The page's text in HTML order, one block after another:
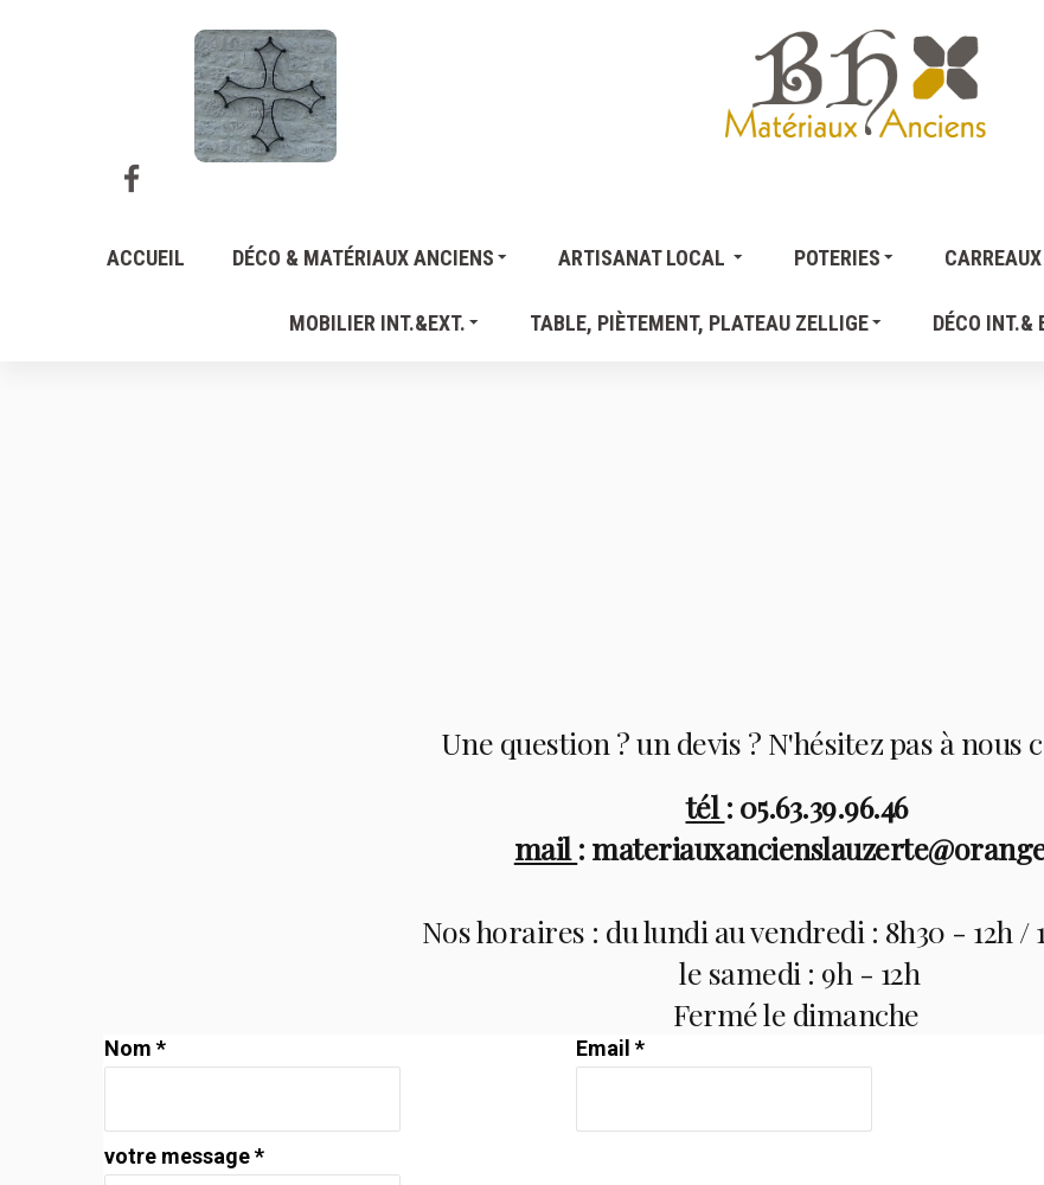
ACCUEIL DÉCO & MATÉRIAUX ANCIENS ARTISANAT LOCAL POTERIES
MOBILIER INT.&EXT. TABLE, PIÈTEMENT, PLATEAU ZELLIGE DÉCO INT.&
Une question ? un devis ? N'hésitez pas à nous
tél: 05.63.39.96.46
mail:
Nos horaires : du lundi au vendredi : 8h30 - 12h /
le samedi : 9h - 12h
Fermé le dimanche
Nom * Email *
votre message *